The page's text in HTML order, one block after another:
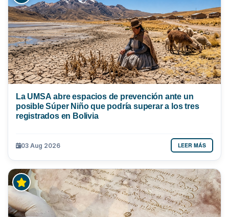
La UMSA abre espacios de prevención ante un
posible Súper Niño que podría superar a los tres
registrados en Bolivia
03 Aug 2026 LEER MÁS